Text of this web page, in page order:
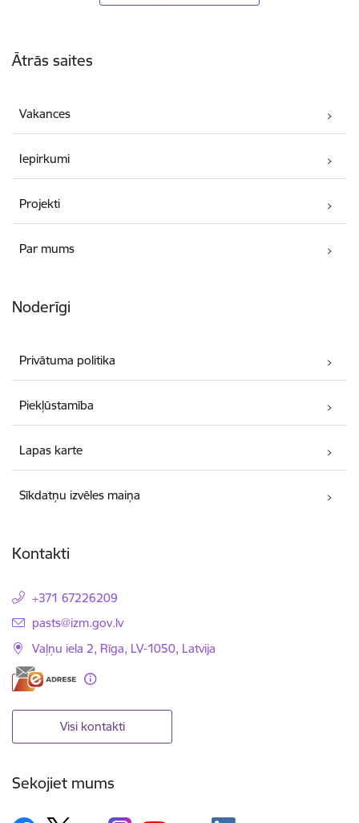
Ātrās saites
Vakances
Iepirkumi
Projekti
Par mums
Noderīgi
Privātuma politika
Piekļūstamība
Lapas karte
Sīkdatņu izvēles maiņa
Kontakti
+371 67226209
E-pasts:
pasts@izm.gov.lv
Vaļņu iela 2, Rīga, LV-1050, Latvija
Visi kontakti
Sekojiet mums